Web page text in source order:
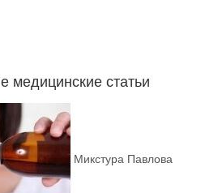
медицинские статьи
Микстура Павлова